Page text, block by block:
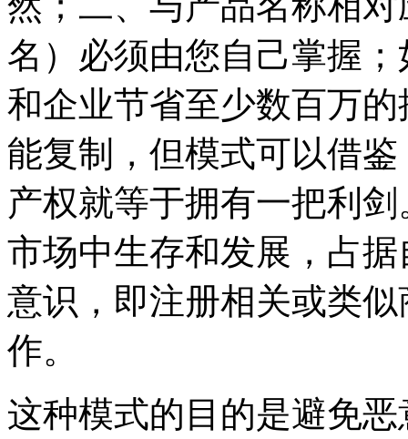
名）必须由您自己掌握
和企业节省至少数百万
能复制，但模式可以借
产权就等于拥有一把利
市场中生存和发展，占
意识，即注册相关或类
作。
这种模式的目的是避免